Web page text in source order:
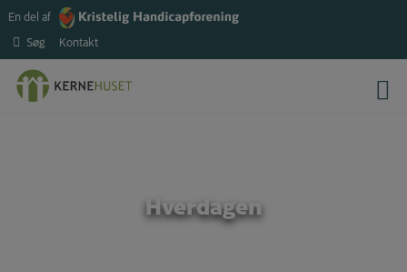
Hop
indholdet
En del af
Søg
Kontakt
Hverdagen